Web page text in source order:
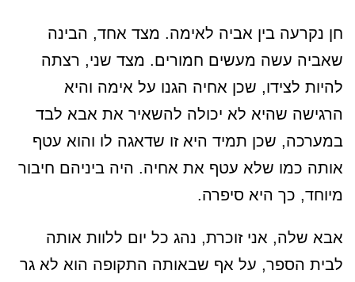
חן נקרעה בין אביה לאימה. מצד אחד, הבינה
שאביה עשה מעשים חמורים. מצד שני, רצתה
להיות לצידו, שכן אחיה הגנו על אימה והיא
הרגישה שהיא לא יכולה להשאיר את אבא לבד
במערכה, שכן תמיד היא זו שדאגה לו והוא עטף
אותה כמו שלא עטף את אחיה. היה ביניהם חיבור
מיוחד, כך היא סיפרה.
אבא שלה, אני זוכרת, נהג כל יום ללוות אותה
לבית הספר, על אף שבאותה התקופה הוא לא גר